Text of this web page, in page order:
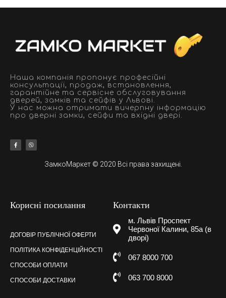
Наша компанія пропонує професійні
консультації, продаж, встановлення,
гарантійне та сервісне обслуговування
дверей, замків та сейфів у Львові.
У нас можна отримати вичерпну інформацію
про дверні замки, сейфи та вхідні двері.
ЗамкоМаркет © 2020 Всі права захищені.
Корисні посилання
ДОГОВІР ПУБЛІЧНОЇ ОФЕРТИ
ПОЛІТИКА КОНФІДЕНЦІЙНОСТІ
СПОСОБИ ОПЛАТИ
СПОСОБИ ДОСТАВКИ
Контакти
м. Львів Проспект
Червоної Калини, 85а (в
дворі)
067 8000 700
063 700 8000